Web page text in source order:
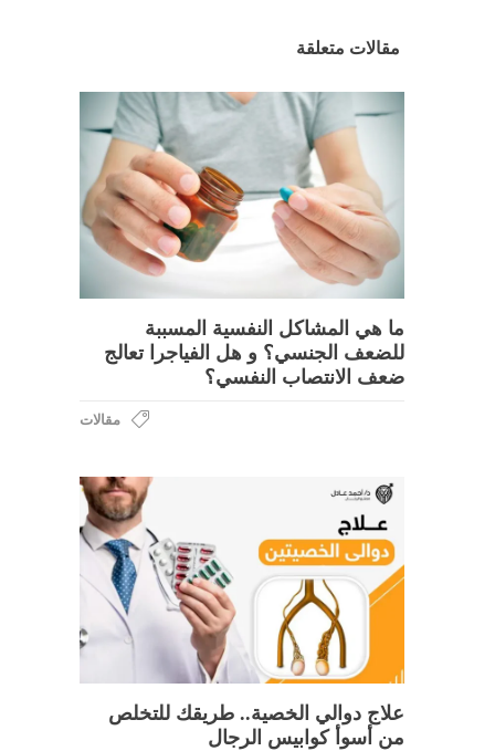
مقالات متعلقة
ما هي المشاكل النفسية المسببة
للضعف الجنسي؟ و هل الفياجرا تعالج
ضعف الانتصاب النفسي؟
مقالات
علاج دوالي الخصية.. طريقك للتخلص
من أسوأ كوابيس الرجال